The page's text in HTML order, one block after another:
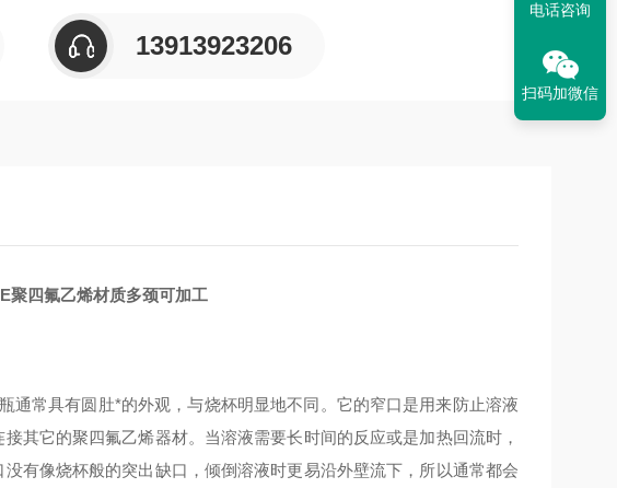
13913923206
聚四氟乙烯材质多颈可加工
通常具有圆肚*的外观，与烧杯明显地不同。它的窄口是用来防止溶液
其它的聚四氟乙烯器材。当溶液需要长时间的反应或是加热回流时，
有像烧杯般的突出缺口，倾倒溶液时更易沿外壁流下，所以通常都会
电话咨询
扫码加微信